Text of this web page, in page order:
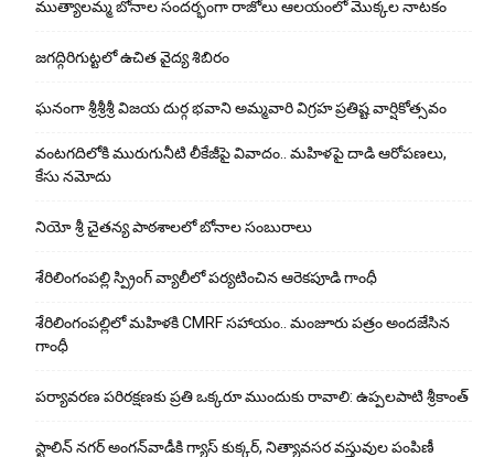
ముత్యాలమ్మ బోనాల సందర్భంగా రాజోలు ఆలయంలో మొక్కల నాటకం
జగద్గిరిగుట్టలో ఉచిత వైద్య శిబిరం
ఘనంగా శ్రీశ్రీశ్రీ విజయ దుర్గ భవాని అమ్మవారి విగ్రహ ప్రతిష్ట వార్షికోత్సవం
వంటగదిలోకి మురుగునీటి లీకేజీపై వివాదం.. మహిళపై దాడి ఆరోపణలు,
కేసు నమోదు
నియో శ్రీ చైతన్య పాఠశాలలో బోనాల సంబురాలు
శేరిలింగంపల్లి స్ప్రింగ్ వ్యాలీలో పర్యటించిన ఆరెకపూడి గాంధీ
శేరిలింగంపల్లిలో మ‌హిళ‌కి CMRF స‌హాయం.. మంజూరు పత్రం అందజేసిన
గాంధీ
పర్యావరణ పరిరక్షణకు ప్రతి ఒక్కరూ ముందుకు రావాలి: ఉప్పలపాటి శ్రీకాంత్
స్టాలిన్ నగర్ అంగన్‌వాడీకి గ్యాస్ కుక్కర్, నిత్యావసర వస్తువుల పంపిణీ